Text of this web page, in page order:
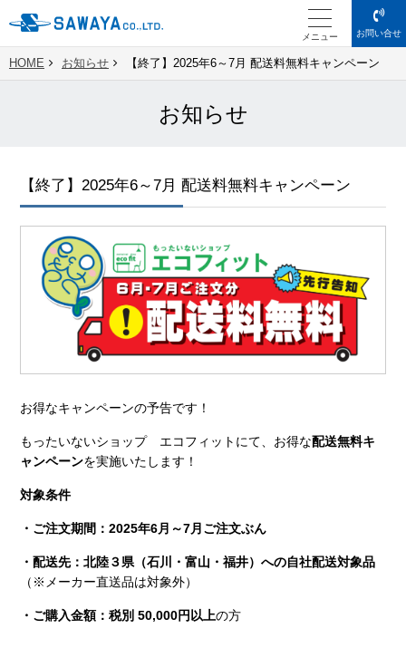
メニュー お問い合せ
HOME お知らせ 【終了】2025年6～7月 配送料無料キャンペーン
お知らせ
【終了】2025年6～7月 配送料無料キャンペーン
お得なキャンペーンの予告です！
もったいないショップ エコフィットにて、お得な配送無料キ
ャンペーンを実施いたします！
対象条件
・ご注文期間：2025年6月～7月ご注文ぶん
・配送先：北陸３県（石川・富山・福井）への自社配送対象品
（※メーカー直送品は対象外）
・ご購入金額：税別 50,000円以上の方